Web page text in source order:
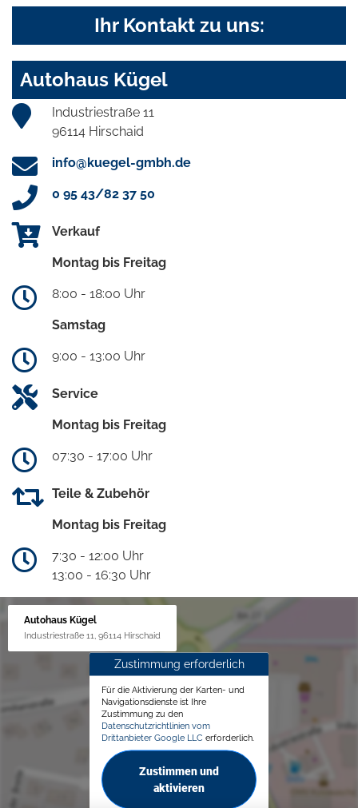
Ihr Kontakt zu uns:
Autohaus Kügel
Industriestraße 11
96114 Hirschaid
info@kuegel-gmbh.de
0 95 43/82 37 50
Verkauf
Montag bis Freitag
8:00 - 18:00 Uhr
Samstag
9:00 - 13:00 Uhr
Service
Montag bis Freitag
07:30 - 17:00 Uhr
Teile & Zubehör
Montag bis Freitag
7:30 - 12:00 Uhr
13:00 - 16:30 Uhr
Autohaus Kügel
Industriestraße 11, 96114 Hirschaid
Zustimmung erforderlich
Für die Aktivierung der Karten- und
Navigationsdienste ist Ihre
Zustimmung zu den
Datenschutzrichtlinien vom
Drittanbieter Google LLC erforderlich.
Zustimmen und
aktivieren